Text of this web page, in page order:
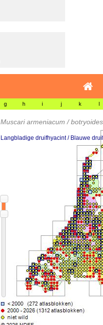
g h i j k l
Muscari armeniacum / botryoides
Langbladige druifhyacint / Blauwe